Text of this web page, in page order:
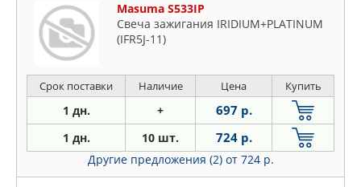
Masuma S533IP
Свеча зажигания IRIDIUM+PLATINUM
(IFR5J-11)
Срок поставки Наличие Цена Купить
1 дн. + 697 р.
1 дн. 10 шт. 724 р.
Другие предложения (2) от 724 р.